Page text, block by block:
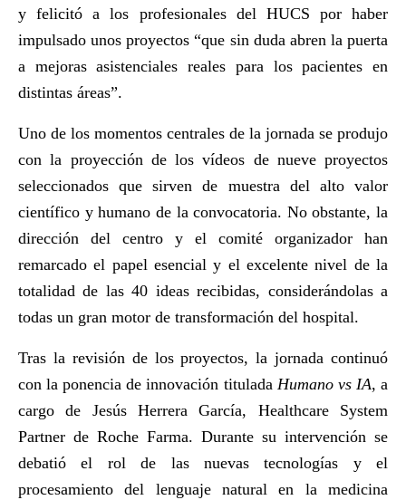
y felicitó a los profesionales del HUCS por haber
impulsado unos proyectos “que sin duda abren la puerta
a mejoras asistenciales reales para los pacientes en
distintas áreas”.
Uno de los momentos centrales de la jornada se produjo
con la proyección de los vídeos de nueve proyectos
seleccionados que sirven de muestra del alto valor
científico y humano de la convocatoria. No obstante, la
dirección del centro y el comité organizador han
remarcado el papel esencial y el excelente nivel de la
totalidad de las 40 ideas recibidas, considerándolas a
todas un gran motor de transformación del hospital.
Tras la revisión de los proyectos, la jornada continuó
con la ponencia de innovación titulada Humano vs IA, a
cargo de Jesús Herrera García, Healthcare System
Partner de Roche Farma. Durante su intervención se
debatió el rol de las nuevas tecnologías y el
procesamiento del lenguaje natural en la medicina